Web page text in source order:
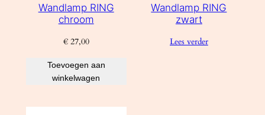
Wandlamp RING
chroom
€27,00
Toevoegen aan
winkelwagen
Wandlamp RING
zwart
Lees verder